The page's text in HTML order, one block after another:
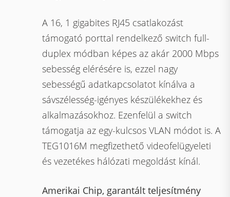
A 16, 1 gigabites RJ45 csatlakozást
támogató porttal rendelkező switch full-
duplex módban képes az akár 2000 Mbps
sebesség elérésére is, ezzel nagy
sebességű adatkapcsolatot kínálva a
sávszélesség-igényes készülékekhez és
alkalmazásokhoz. Ezenfelül a switch
támogatja az egy-kulcsos VLAN módot is. A
TEG1016M megfizethető videofelügyeleti
és vezetékes hálózati megoldást kínál.
Amerikai Chip, garantált teljesítmény